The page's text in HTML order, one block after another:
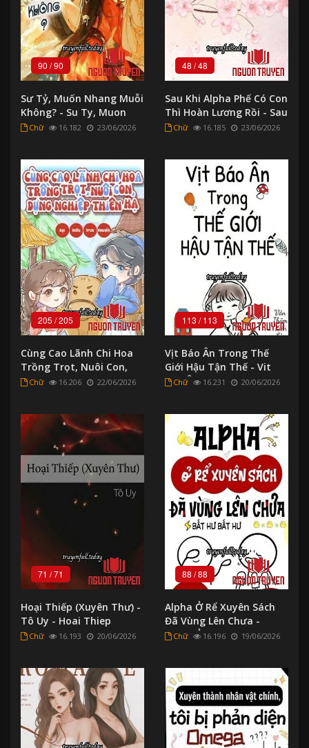
90 /90
Sư Tỷ, Muốn Nhang Muỗi
Không? - Su Ty, Muon
Nhang Muoi Khong?
Chữ 16.182 23/06/2026
48 /48
Sau Khi Alpha Phế Có Con
Thì Hoàn Lương Rồi - Sau
Khi Alpha Phe Co Con Thi
Chữ 16.185 23/06/2026
205 /205
Cùng Cao Lãnh Chi Hoa
Trồng Trọt, Nuôi Con,
Dựng Nghiệp - Cung Cao
Chữ 16.206 22/06/2026
113 / 113
Vịt Báo Ân Trong Thế
Giới Hậu Tận Thế - Vit
Bao Ân Trong The Gioi
Chữ 16.231 20/06/2026
71 /71
Hoại Thiếp (Xuyên Thư) -
Tô Uy - Hoai Thiep
(Xuyen Thu) - To Uy
Chữ 16.193 20/06/2026
88 /88
Alpha Ở Rể Xuyên Sách
Đã Vùng Lên Chưa -
Alpha Ở Re Xuyen Sach
Chữ 16.196 19/06/2026